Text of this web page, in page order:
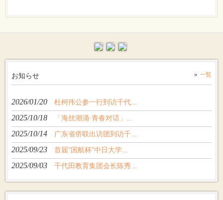
お知らせ 一覧
2026/01/20 杜柯伟公参一行到访千代...
2025/10/18 「海丝潮涌·青春对话」...
2025/10/14 广东省侨联出访团到访千...
2025/09/23 首届“国航杯”中日大学...
2025/09/03 千代田教育集团会长陈秀...